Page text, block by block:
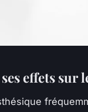
effets sur